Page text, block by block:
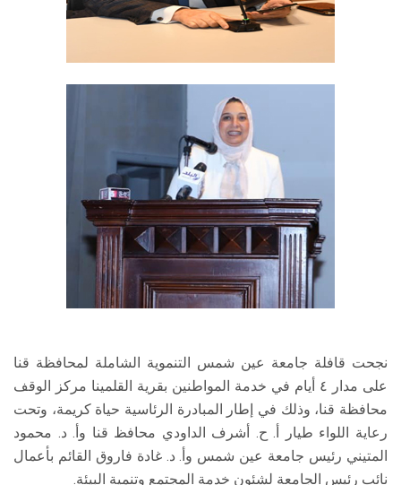
نجحت قافلة جامعة عين شمس التنموية الشاملة لمحافظة قنا
على مدار ٤ أيام في خدمة المواطنين بقرية القلمينا مركز الوقف
محافظة قنا، وذلك في إطار المبادرة الرئاسية حياة كريمة، وتحت
رعاية اللواء طيار أ. ح. أشرف الداودي محافظ قنا وأ. د. محمود
المتيني رئيس جامعة عين شمس وأ. د. غادة فاروق القائم بأعمال
نائب رئيس الجامعة لشئون خدمة المجتمع وتنمية البيئة.